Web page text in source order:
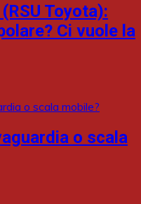
Toyota):
Ci vuole la
o scala